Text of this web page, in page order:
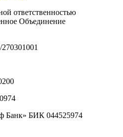
ответственностью
Объединение
Банк» БИК 044525974